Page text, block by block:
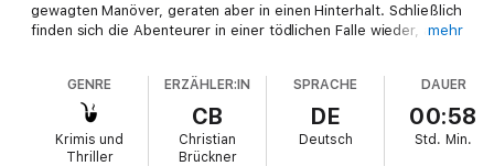
gewagten Manöver, geraten aber in einen Hinterhalt. Schließlich
finden sich die Abenteurer in einer tödlichen Falle wieder, ausmehr
GENRE
Krimis und
Thriller
ERZÄHLER:IN
CB
Christian
Brückner
SPRACHE
DE
Deutsch
DAUER
00:58
Std. Min.